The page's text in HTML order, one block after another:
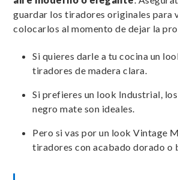
guardar los tiradores originales para
colocarlos al momento de dejar la
Si quieres darle a tu cocina un
tiradores de madera clara.
Si prefieres un look Industrial,
negro mate son ideales.
Pero si vas por un look Vintage
tiradores con acabado dorado o